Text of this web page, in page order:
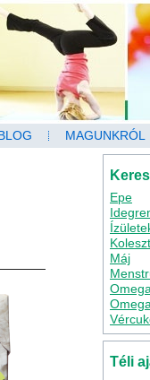
MAGUNKRÓL
Epe
Máj
Téli